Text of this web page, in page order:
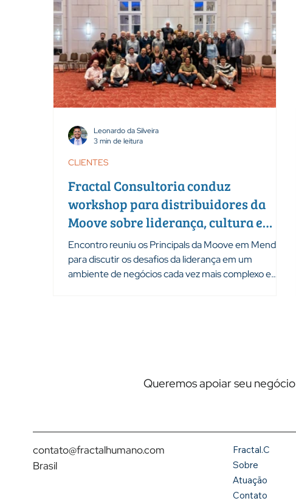
de contribuição e reconhecer como as capacidades
individuais podem fortalecer o coletivo. O encontro
marcou o início de uma nova etapa de
Fractal Consultoria conduz
workshop para distribuidores da
Moove sobre liderança, cultura e
governança
Encontro reuniu os Principals da Moove em Mendoza
para discutir os desafios da liderança em um
ambiente de negócios cada vez mais complexo e
para uma jornada de desenvolvimento con
CLIENTES
Leonardo da Silveira
3 min de leitura
Queremos apoiar seu negócio
contato@fractalhumano.com
Brasil
Fractal.C
Sobre
Atuação
Contato